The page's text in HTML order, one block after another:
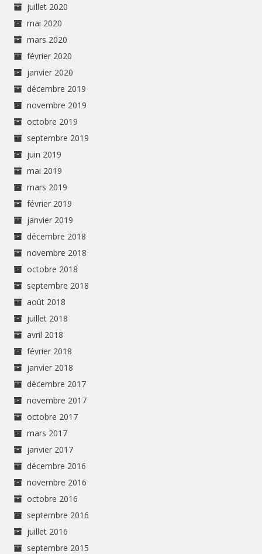
juillet 2020
mai 2020
mars 2020
février 2020
janvier 2020
décembre 2019
novembre 2019
octobre 2019
septembre 2019
juin 2019
mai 2019
mars 2019
février 2019
janvier 2019
décembre 2018
novembre 2018
octobre 2018
septembre 2018
août 2018
juillet 2018
avril 2018
février 2018
janvier 2018
décembre 2017
novembre 2017
octobre 2017
mars 2017
janvier 2017
décembre 2016
novembre 2016
octobre 2016
septembre 2016
juillet 2016
septembre 2015